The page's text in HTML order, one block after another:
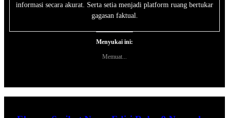
informasi secara akurat. Serta setia menjadi platform ruang bertukar
gagasan faktual.
Menyukai ini:
Memuat...